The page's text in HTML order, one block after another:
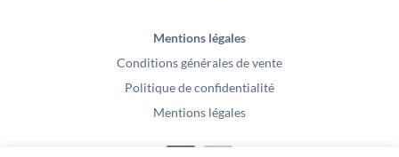
Mentions légales
Conditions générales de vente
Politique de confidentialité
Mentions légales